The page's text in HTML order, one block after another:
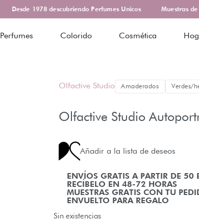
Desde 1978 descubriendo Perfumes Unicos Muestras de
Perfumes Colorido Cosmética
Olfactive Studio Amaderados Verdes/
Olfactive Studio
Añadir a la lista de deseos
ENVÍOS GRATIS A PARTIR DE 50
RECÍBELO EN 48-72 HORAS
MUESTRAS GRATIS CON TU
ENVUELTO PARA REGALO
Sin existencias